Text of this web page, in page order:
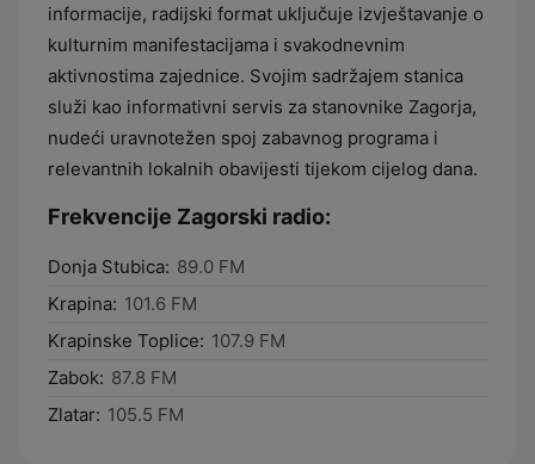
informacije, radijski format uključuje izvještavanje o
kulturnim manifestacijama i svakodnevnim
aktivnostima zajednice. Svojim sadržajem stanica
služi kao informativni servis za stanovnike Zagorja,
nudeći uravnotežen spoj zabavnog programa i
relevantnih lokalnih obavijesti tijekom cijelog dana.
Frekvencije Zagorski radio:
Donja Stubica: 89.0 FM
Krapina: 101.6 FM
Krapinske Toplice: 107.9 FM
Zabok: 87.8 FM
Zlatar: 105.5 FM